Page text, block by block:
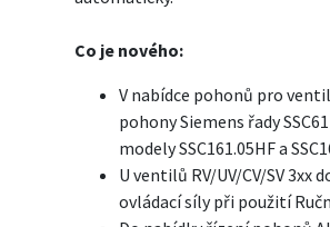
Co je nového:
V nabídce pohonů pro
pohony Siemens řady
modely SSC161.05HF a
U ventilů RV/UV/CV/SV 3xx
ovládací síly při použití